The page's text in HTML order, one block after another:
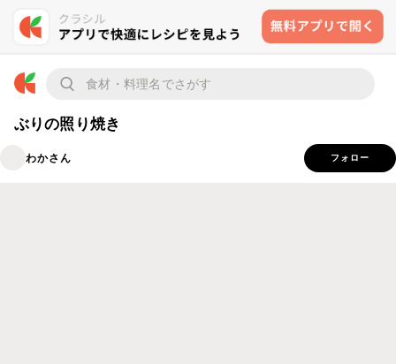
ぶりの照り焼き
わかさん フォロー